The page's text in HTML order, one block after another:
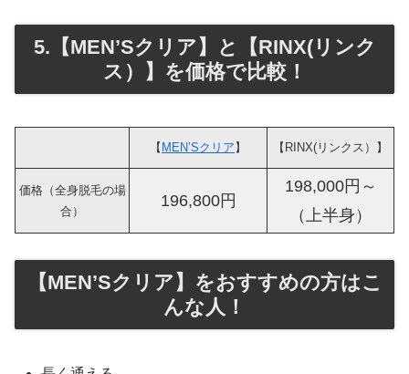
5.【MEN’Sクリア】と【RINX(リンク
ス）】を価格で比較！
【 MEN’Sクリア 】 【RINX(リンクス）】
価格（全身脱毛の場
合）
196,800円
198,000円～
（上半身）
【MEN’Sクリア】をおすすめの方はこ
んな人！